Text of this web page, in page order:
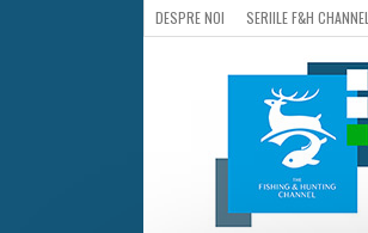
DESPRE NOI SERIILE F&H CHANNEL